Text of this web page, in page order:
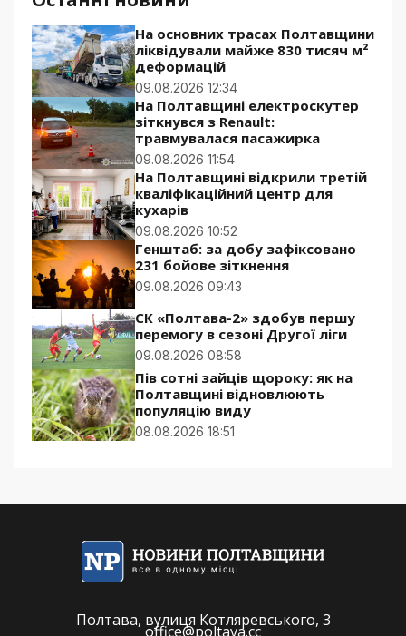
На основних трасах Полтавщини
ліквідували майже 830 тисяч м²
деформацій
09.08.2026 12:34
На Полтавщині електроскутер
зіткнувся з Renault:
травмувалася пасажирка
09.08.2026 11:54
На Полтавщині відкрили третій
кваліфікаційний центр для
кухарів
09.08.2026 10:52
Генштаб: за добу зафіксовано
231 бойове зіткнення
09.08.2026 09:43
СК «Полтава-2» здобув першу
перемогу в сезоні Другої ліги
09.08.2026 08:58
Пів сотні зайців щороку: як на
Полтавщині відновлюють
популяцію виду
08.08.2026 18:51
Полтава, вулиця Котляревського, 3
office@poltava.cc